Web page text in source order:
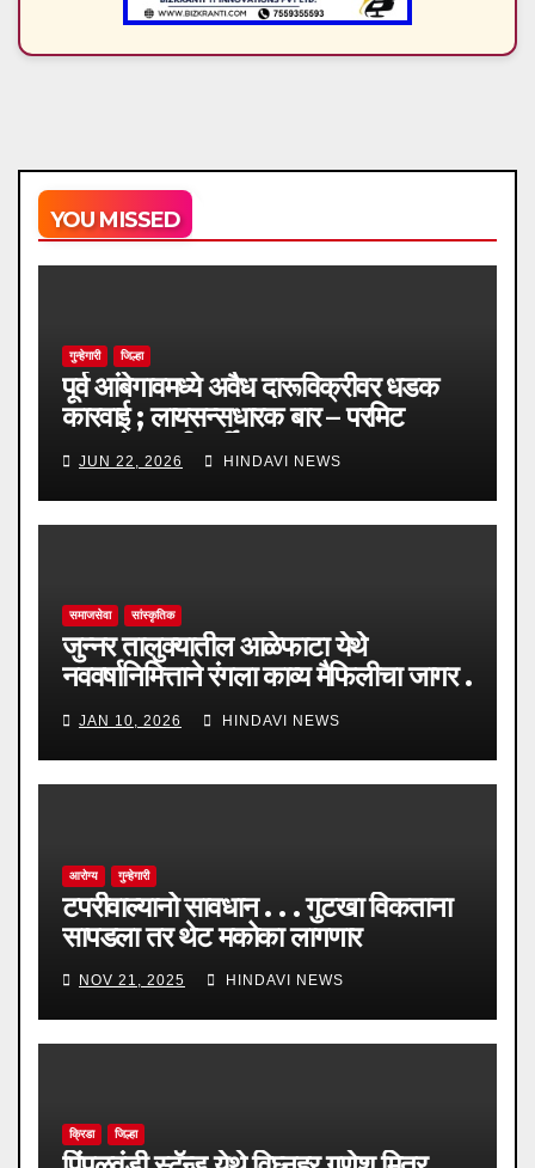
YOU MISSED
गुन्हेगारी जिल्हा
पूर्व आंबेगावमध्ये अवैध दारूविक्रीवर धडक
कारवाई ; लायसन्सधारक बार – परमिट
रूममध्ये वाढली गर्दी
JUN 22, 2026 HINDAVI NEWS
समाजसेवा सांस्कृतिक
जुन्नर तालुक्यातील आळेफाटा येथे
नववर्षानिमित्ताने रंगला काव्य मैफिलीचा जागर .
. JAN 10, 2026 HINDAVI NEWS
आरोग्य गुन्हेगारी
टपरीवाल्यानो सावधान . . . गुटखा विकताना
सापडला तर थेट मकोका लागणार
NOV 21, 2025 HINDAVI NEWS
क्रिडा जिल्हा